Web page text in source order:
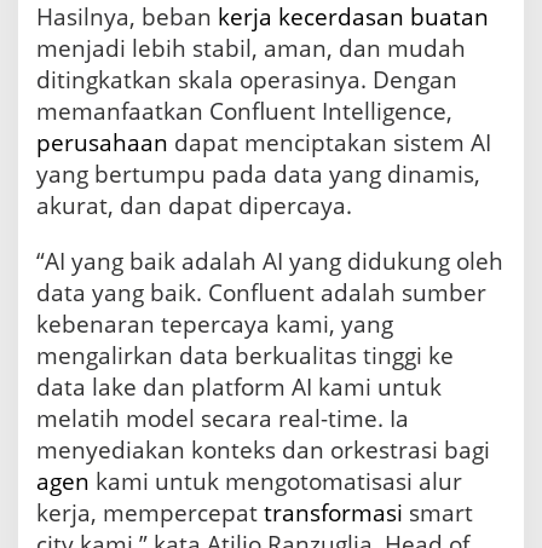
e
l
l
g
e
n
e
i
a
A
a
s
i
K
s
e
n
Hasilnya, beban kerja kecerdasan buatan
menjadi lebih stabil, aman, dan mudah
ditingkatkan skala operasinya. Dengan
perusahaan dapat menciptakan sistem AI
yang bertumpu pada data yang dinamis,
akurat, dan dapat dipercaya.
“AI yang baik adalah AI yang didukung oleh
data yang baik. Confluent adalah sumber
kebenaran tepercaya kami, yang
mengalirkan data berkualitas tinggi ke
data lake dan platform AI kami untuk
melatih model secara real-time. Ia
agen kami untuk mengotomatisasi alur
kerja, mempercepattransformasi smart